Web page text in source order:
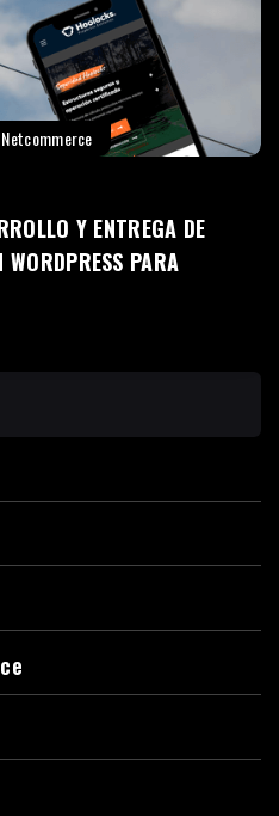
Y ENTREGA DE
WORDPRESS PARA